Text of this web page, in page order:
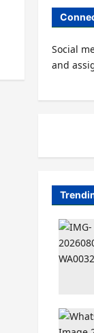
Social
and